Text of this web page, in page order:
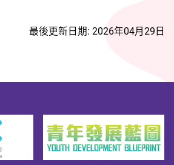
最後更新日期: 2026年04月29日